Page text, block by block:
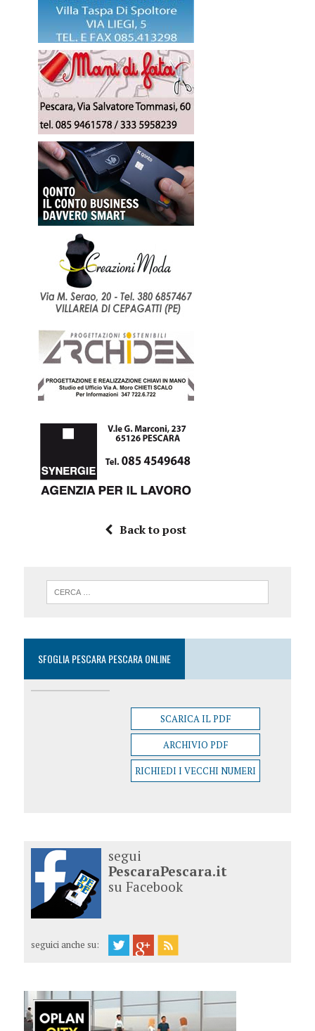
Back to post
SFOGLIA PESCARA PESCARA ONLINE
SCARICA IL PDF
ARCHIVIO PDF
RICHIEDI I VECCHI NUMERI
segui
PescaraPescara.it
su Facebook
seguici anche su: